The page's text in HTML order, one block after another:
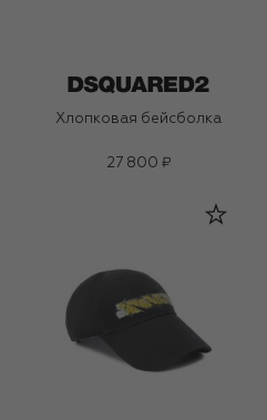
Хлопковая бейсболка
27 800 ₽